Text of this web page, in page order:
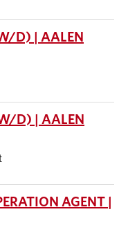
D) | AALEN
D) | AALEN
AGENT |